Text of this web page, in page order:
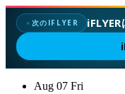
✦次のIFLYER iFLYER
Aug 07 Fri